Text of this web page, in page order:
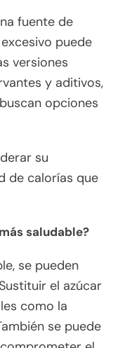
fuente de
puede
versiones
y aditivos,
opciones
su
de calorías que
saludable?
se pueden
el azúcar
como la
se puede